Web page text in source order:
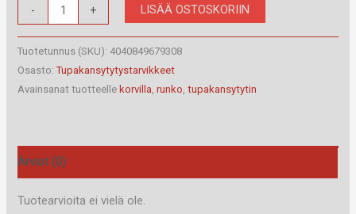
-
Tupakansytytinrunko
korvilla
määrä
+ LISÄÄ OSTOSKORIIN
Tuotetunnus (SKU): 4040849679308
Osasto:Tupakansytytystarvikkeet
Avainsanat tuotteelle korvilla,runko,tupakansytytin
Arviot (0)
Tuotearvioita ei vielä ole.